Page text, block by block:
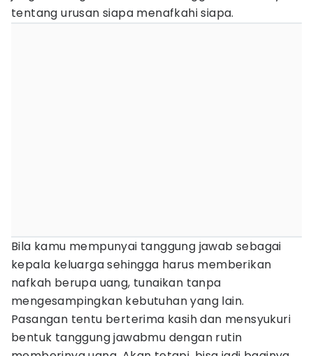
tentang urusan siapa menafkahi siapa.
Bila kamu mempunyai tanggung jawab sebagai
kepala keluarga sehingga harus memberikan
nafkah berupa uang, tunaikan tanpa
mengesampingkan kebutuhan yang lain.
Pasangan tentu berterima kasih dan mensyukuri
bentuk tanggung jawabmu dengan rutin